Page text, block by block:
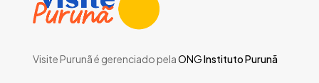
Visite Purunã é gerenciado pelaONGInstituto Purunã